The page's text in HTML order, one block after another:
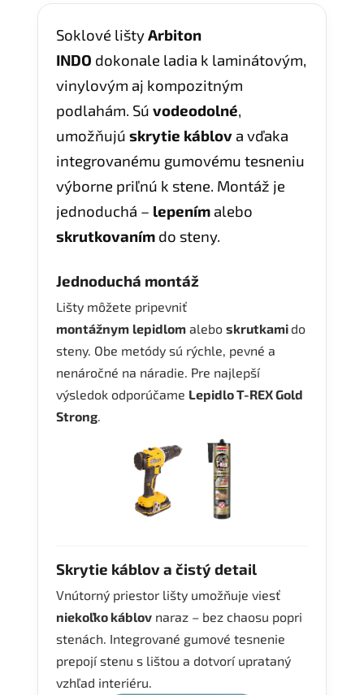
Soklové lištyArbiton
INDO dokonale ladia k laminátovým,
vinylovým aj kompozitným
podlahám. Sú vodeodolné,
umožňujú skrytie káblov a vďaka
integrovanému gumovému tesneniu
výborne priľnú k stene. Montáž je
jednoduchá – lepením alebo
skrutkovaním do steny.
Jednoduchá montáž
Lišty môžete pripevniť
montážnym lepidlom alebo skrutkami do
steny. Obe metódy sú rýchle, pevné a
nenáročné na náradie. Pre najlepší
výsledok odporúčame Lepidlo T-REX Gold
Strong.
Skrytie káblov a čistý detail
Vnútorný priestor lišty umožňuje viesť
niekoľko káblov naraz – bez chaosu popri
stenách. Integrované gumové tesnenie
prepojí stenu s lištou a dotvorí uprataný
vzhľad interiéru.